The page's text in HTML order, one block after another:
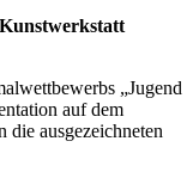
„Jugend
auf dem
die ausgezeichneten